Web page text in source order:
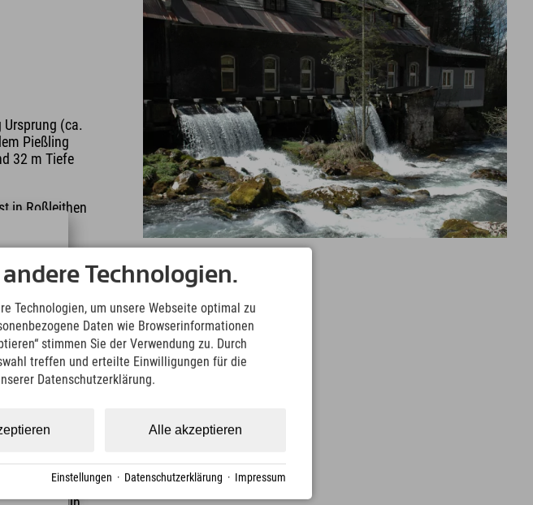
(ca.
Pießling
32 m Tiefe
in Roßleithen
Technologien.
Technologien, um unsere Webseite optimal zu
Daten wie Browserinformationen
stimmen Sie der Verwendung zu. Durch
treffen und erteilte Einwilligungen für die
Datenschutzerklärung.
Alle akzeptieren
Einstellungen · Datenschutzerklärung · Impressum